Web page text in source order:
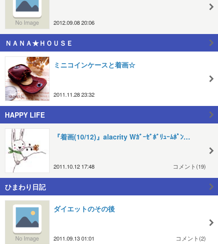
2012.09.08 20:06
ＮＡＮＡ★ＨＯＵＳＥ
ミニコインケースと着画☆
2011.11.28 23:32
HAPPY LIFE
『着画(10/12)』alacrity Wｶﾞｰｾﾞﾎﾞﾘｭｰﾑﾎﾟﾝ…
2011.10.12 17:48 コメント(19)
ひまわり日記
ダイエットのその後
2011.09.13 01:01 コメント(2)